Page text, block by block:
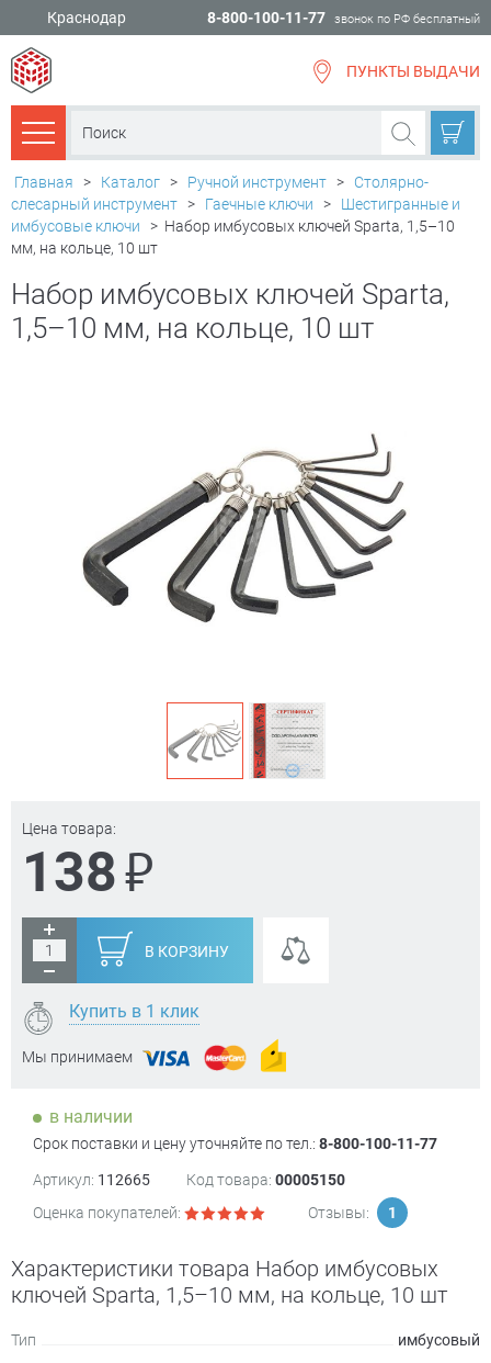
Краснодар 8-800-100-11-77 звонок по РФ бесплатный
ПУНКТЫ ВЫДАЧИ
Каталог товаров
Главная > Каталог > Ручной инструмент >
Столярно-
слесарный инструмент > Гаечные ключи >
Шестигранные и
имбусовые ключи
> Набор имбусовых ключей Sparta, 1,5–10
мм, на кольце, 10 шт
Набор имбусовых ключей Sparta,
1,5–10 мм, на кольце, 10 шт
Цена товара:
138₽
В КОРЗИНУ
Купить в 1 клик
Мы принимаем
в наличии
Срок поставки и цену уточняйте по тел.: 8-800-100-11-77
Артикул: 112665 Код товара: 00005150
Оценка покупателей:
Отзывы: 1
Характеристики товара Набор имбусовых
ключей Sparta, 1,5–10 мм, на кольце, 10 шт
Тип
имбусовый